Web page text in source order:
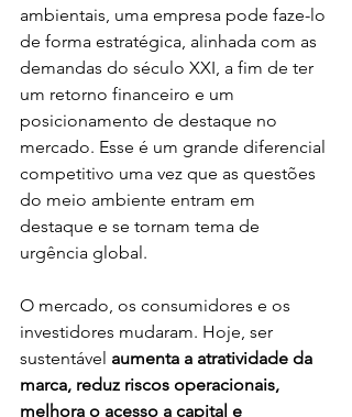
ambientais, uma empresa pode faze-lo
de forma estratégica, alinhada com as
demandas do século XXI, a fim de ter
um retorno financeiro e um
posicionamento de destaque no
mercado. Esse é um grande diferencial
competitivo uma vez que as questões
do meio ambiente entram em
destaque e se tornam tema de
urgência global.
O mercado, os consumidores e os
investidores mudaram. Hoje, ser
sustentável aumenta a atratividade da
marca, reduz riscos operacionais,
melhora o acesso a capital e